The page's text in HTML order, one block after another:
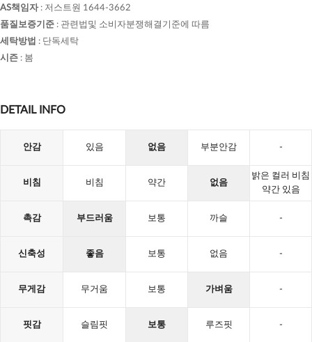
AS책임자: 저스트원 1644-3662
품질보증기준 : 관련법및 소비자분쟁해결기준에 따름
세탁방법 : 단독세탁
시즌 : 봄
DETAIL INFO
안감 있음 없음 부분안감 -
비침 비침 약간 없음
밝은 컬러 비침
약간 있음
촉감 부드러움 보통 까슬 -
신축성 좋음 보통 없음 -
무게감 무거움 보통 가벼움 -
핏감 슬림핏 보통 루즈핏 -